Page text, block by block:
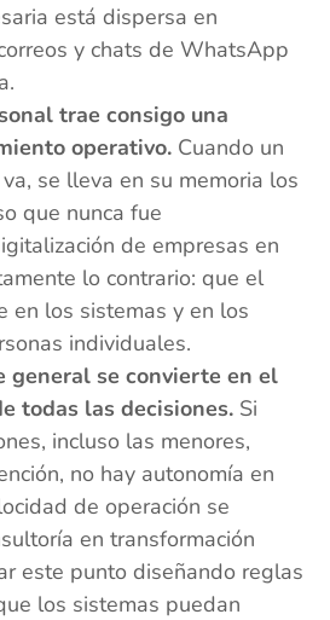
está dispersa en
y chats de WhatsApp
trae consigo una
operativo. Cuando un
se lleva en su memoria los
que nunca fue
de empresas en
lo contrario: que el
en los sistemas y en los
individuales.
general se convierte en el
todas las decisiones. Si
incluso las menores,
no hay autonomía en
de operación se
en transformación
este punto diseñando reglas
los sistemas puedan